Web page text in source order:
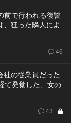
前で行われる復讐
狂った隣人によ
46
社の従業員だった
て発覚した、女の
43